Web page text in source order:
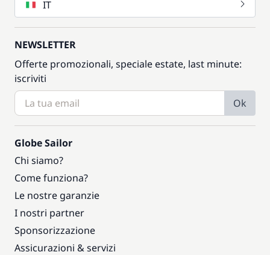
IT
NEWSLETTER
Offerte promozionali, speciale estate, last minute:
iscriviti
Ok
Globe Sailor
Chi siamo?
Come funziona?
Le nostre garanzie
I nostri partner
Sponsorizzazione
Assicurazioni & servizi